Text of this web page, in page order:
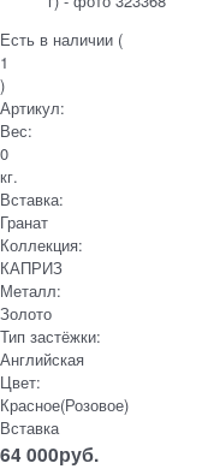
Есть в наличии (
1
)
Артикул:
Вес:
0
кг.
Вставка:
Гранат
Коллекция:
КАПРИЗ
Металл:
Золото
Тип застёжки:
Английская
Цвет:
Красное(Розовое)
Вставка
64 000руб.